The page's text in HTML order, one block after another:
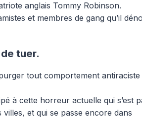
anglais Tommy Robinson.
et membres de gang qu’il
tuer.
tout comportement
à cette horreur actuelle qui s’est
et qui se passe encore dans